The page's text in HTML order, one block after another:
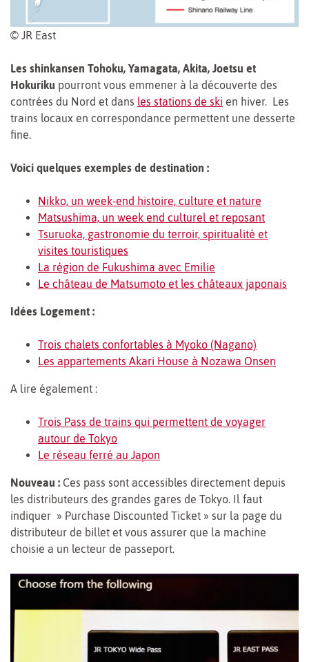
© JR East
Les shinkansen Tohoku, Yamagata, Akita, Joetsu et
Hokuriku pourront vous emmener à la découverte des
contrées du Nord et dans les stations de ski en hiver. Les
trains locaux en correspondance permettent une desserte
fine.
Voici quelques exemples de destination :
Nikko, un week-end histoire, culture et nature
Matsushima, un week end culturel et reposant
Tsuruoka, gastronomie du terroir, spiritualité et
visites touristiques
La région de Fukushima avec Emilie
Le château de Matsumoto et les châteaux japonais
Idées Logement :
Trois chalets confortables à Myoko (Nagano)
Les appartements Akari House à Nozawa Onsen
A lire également :
Trois Pass de trains qui permettent de voyager
autour de Tokyo
Le réseau ferré au Japon
Nouveau : Ces pass sont accessibles directement depuis
les distributeurs des grandes gares de Tokyo. Il faut
indiquer » Purchase Discounted Ticket » sur la page du
distributeur de billet et vous assurer que la machine
choisie a un lecteur de passeport.